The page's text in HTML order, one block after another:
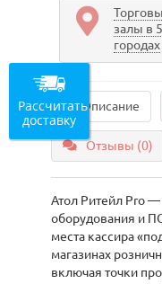
залы в 5
городах
Описание
Отзывы (0)
Атол Ритейл Pro
оборудования и
места кассира
магазинах
включая точки
Рассчитать
доставку